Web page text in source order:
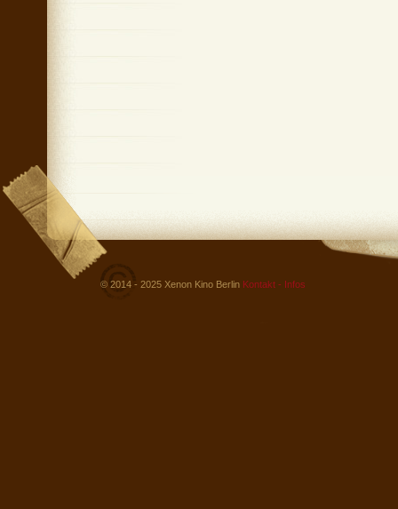
© 2014 - 2025 Xenon Kino Berlin Kontakt - Infos